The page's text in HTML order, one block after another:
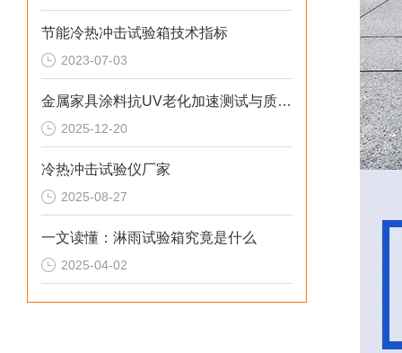
节能冷热冲击试验箱技术指标
2023-07-03
金属家具涂料抗UV老化加速测试与质量优化解决方案
2025-12-20
冷热冲击试验仪厂家
2025-08-27
一文读懂：淋雨试验箱究竟是什么
2025-04-02